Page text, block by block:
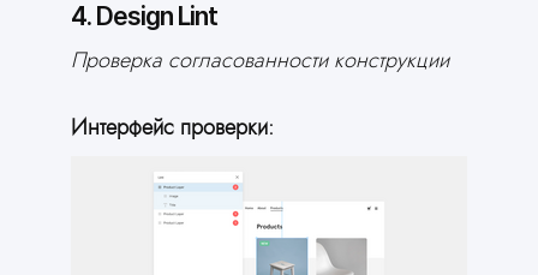
4. Design Lint
Проверка согласованности конструкции
Интерфейс проверки: